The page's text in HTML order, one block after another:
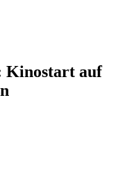
Kinostart auf